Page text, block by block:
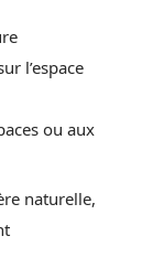
l’espace
ou aux
naturelle,